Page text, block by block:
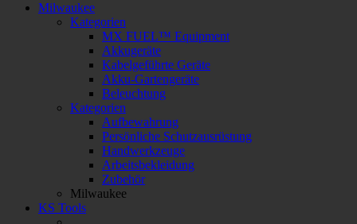
Milwaukee
Kategorien
MX FUEL™ Equipment
Akkugeräte
Kabelgeführte Geräte
Akku-Gartengeräte
Beleuchtung
Kategorien
Aufbewahrung
Persönliche Schutzausrüstung
Handwerkzeuge
Arbeitsbekleidung
Zubehör
Milwaukee
KS Tools